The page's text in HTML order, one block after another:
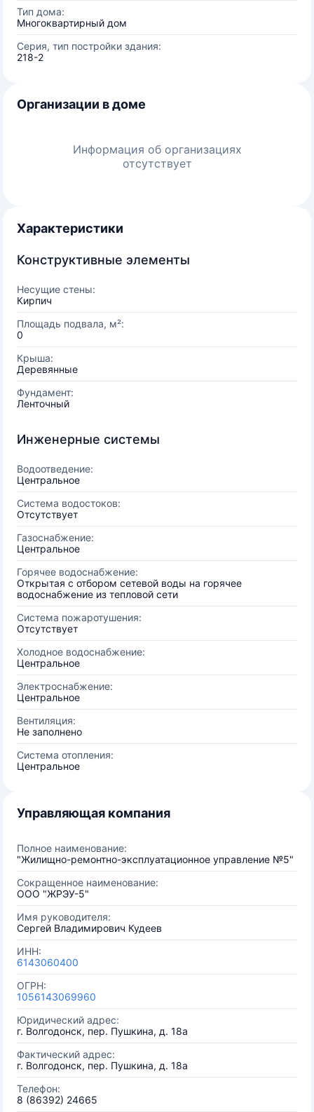
Тип дома:
Многоквартирный дом
Серия, тип постройки здания:
218-2
Организации в доме
Информация об организациях
отсутствует
Характеристики
Конструктивные элементы
Несущие стены:
Кирпич
Площадь подвала, м²:
0
Крыша:
Деревянные
Фундамент:
Ленточный
Инженерные системы
Водоотведение:
Центральное
Система водостоков:
Отсутствует
Газоснабжение:
Центральное
Горячее водоснабжение:
Открытая с отбором сетевой воды на горячее
водоснабжение из тепловой сети
Система пожаротушения:
Отсутствует
Холодное водоснабжение:
Центральное
Электроснабжение:
Центральное
Вентиляция:
Не заполнено
Система отопления:
Центральное
Управляющая компания
Полное наименование:
"Жилищно-ремонтно-эксплуатационное управление №5"
Сокращенное наименование:
ООО "ЖРЭУ-5"
Имя руководителя:
Сергей Владимирович Кудеев
ИНН:
6143060400
ОГРН:
1056143069960
Юридический адрес:
г. Волгодонск, пер. Пушкина, д. 18а
Фактический адрес:
г. Волгодонск, пер. Пушкина, д. 18а
Телефон:
8 (86392) 24665